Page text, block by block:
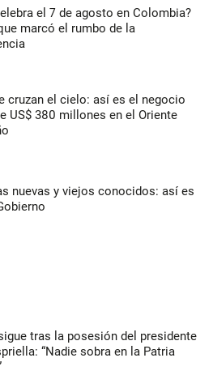
el 7 de agosto en Colombia?
marcó el rumbo de la
cruzan el cielo: así es el negocio
US$ 380 millones en el Oriente
nuevas y viejos conocidos: así es
tras la posesión del presidente
“Nadie sobra en la Patria